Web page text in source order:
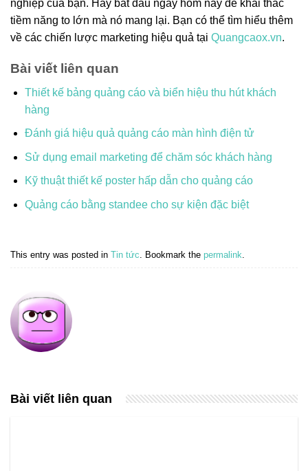
nghiệp của bạn. Hãy bắt đầu ngay hôm nay để khai thác
tiềm năng to lớn mà nó mang lại. Bạn có thể tìm hiểu thêm
về các chiến lược marketing hiệu quả tại Quangcaox.vn.
Bài viết liên quan
Thiết kế bảng quảng cáo và biển hiệu thu hút khách
hàng
Đánh giá hiệu quả quảng cáo màn hình điện tử
Sử dụng email marketing để chăm sóc khách hàng
Kỹ thuật thiết kế poster hấp dẫn cho quảng cáo
Quảng cáo bằng standee cho sự kiện đặc biệt
This entry was posted in Tin tức. Bookmark the permalink.
Bài viết liên quan